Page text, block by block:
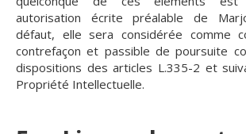
autorisation écrite préalable de
défaut, elle sera considérée comme
contrefaçon et passible de poursuite
dispositions des articles L.335-2 et
Propriété Intellectuelle.